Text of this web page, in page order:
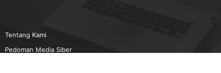
Tentang Kami
Pedoman Media Siber